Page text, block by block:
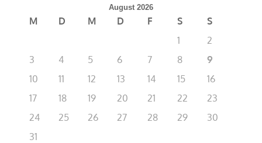
August 2026
M D M D F S
S
1
2
3
4 5 6 7 8
9
10
11 12 13 14 15
16
17
18 19 20 21 22
23
24
25 26 27 28 29
30
31